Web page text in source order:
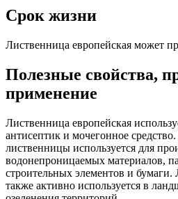
Срок жизни
Лиственница европейская может
Полезные свойства,
применение
Лиственница европейская
антисептик и мочегонное
лиственницы используется для
водонепроницаемых материалов,
строительных элементов и бумаги.
также активно используется в